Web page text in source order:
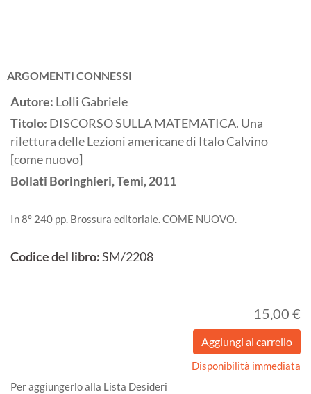
ARGOMENTI CONNESSI
Autore: Lolli Gabriele
Titolo: DISCORSO SULLA MATEMATICA. Una
rilettura delle Lezioni americane di Italo Calvino
[come nuovo]
Bollati Boringhieri, Temi,2011
In 8° 240 pp. Brossura editoriale. COME NUOVO.
Codice del libro:SM/2208
15,00 €
Disponibilità immediata
Per aggiungerlo alla Lista Desideri